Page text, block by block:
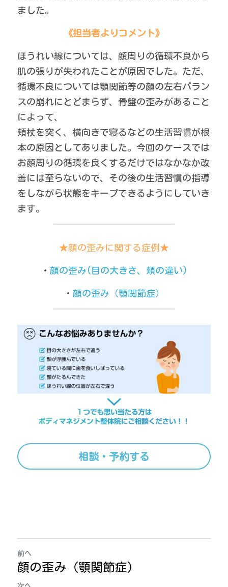
ました。
《担当者よりコメント》
ほうれい線については、顔周りの循環不良から
肌の張りが失われたことが原因でした。ただ、
循環不良については顎関節等の顔の左右バラン
スの崩れにとどまらず、骨盤の歪みがあること
によって、
頬杖を突く、横向きで寝るなどの生活習慣が根
本の原因としてありました。今回のケースでは
お顔周りの循環を良くするだけではなかなか改
善には至らないので、その後の生活習慣の指導
をしながら状態をキープできるようにしていき
ます。
★顔の歪みに関する症例★
・ 顔の歪み(目の大きさ、頬の違い)
・ 顔の歪み（顎関節症）
相談・予約する
前へ
顔の歪み（顎関節症）